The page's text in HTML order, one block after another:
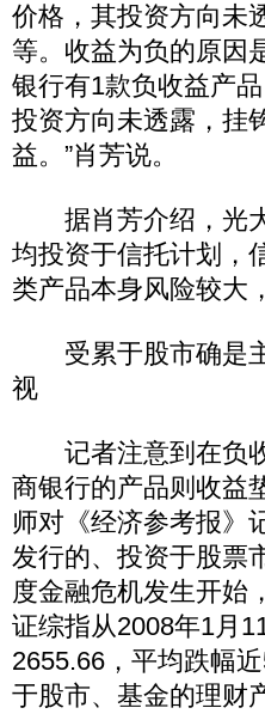
价格，其投资方向未
等。收益为负的原因
银行有1款负收益产
投资方向未透露，挂
益。”肖芳说。
据肖芳介绍，光大
均投资于信托计划，
类产品本身风险较大
受累于股市确是主
视
记者注意到在负收
商银行的产品则收益
师对《经济参考报》
发行的、投资于股票
度金融危机发生开始
证综指从2008年1月
2655.66，平均跌幅
于股市、基金的理财